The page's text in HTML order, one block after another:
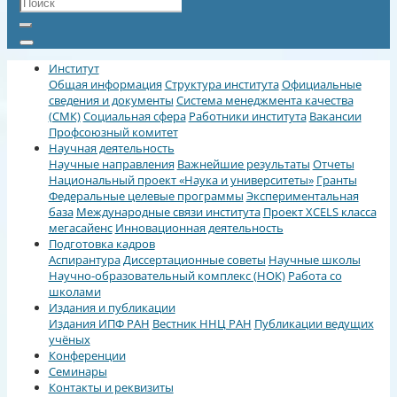
Институт
Общая информацияСтруктура институтаОфициальные
сведения и документы Система менеджмента качества
(СМК)Социальная сфера Работники института Вакансии
Профсоюзный комитет
Научная деятельность
Научные направления Важнейшие результаты Отчеты
Национальный проект «Наука и университеты» Гранты
Федеральные целевые программы Экспериментальная
база Международные связи института Проект XCELS класса
мегасайенс Инновационная деятельность
Подготовка кадров
АспирантураДиссертационные советы Научные школы
Научно-образовательный комплекс (НОК) Работа со
школами
Издания и публикации
Издания ИПФ РАН Вестник ННЦ РАН Публикации ведущих
учёных
Конференции
Семинары
Контакты и реквизиты